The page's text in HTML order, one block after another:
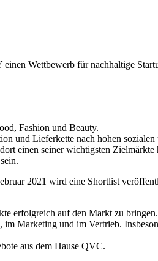
Wettbewerb für nachhaltige
Fashion und Beauty.
und Lieferkette nach hohen
einen seiner wichtigsten Zielmärkte
2021 wird eine Shortlist
erfolgreich auf den Markt zu bringen.
Marketing und im Vertrieb.
aus dem Hause QVC.